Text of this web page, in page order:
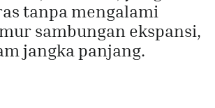
tanpa mengalami
sambungan ekspansi,
jangka panjang.